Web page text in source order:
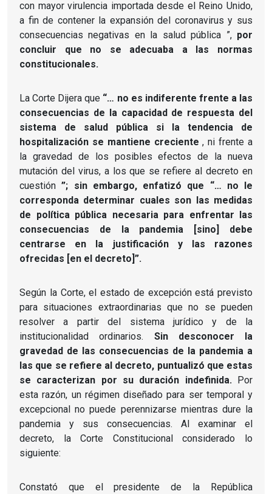
con mayor virulencia importada desde el Reino Unido,
a fin de contener la expansión del coronavirus y sus
consecuencias negativas en la salud pública ”, por
concluir que no se adecuaba a las normas
constitucionales.
La Corte Dijera que “… no es indiferente frente a las
consecuencias de la capacidad de respuesta del
sistema de salud pública si la tendencia de
hospitalización se mantiene creciente , ni frente a
la gravedad de los posibles efectos de la nueva
mutación del virus, a los que se refiere al decreto en
cuestión”; sin embargo, enfatizó que “… no le
corresponda determinar cuales son las medidas
de política pública necesaria para enfrentar las
consecuencias de la pandemia [sino] debe
centrarse en la justificación y las razones
ofrecidas [en el decreto]”.
Según la Corte, el estado de excepción está previsto
para situaciones extraordinarias que no se pueden
resolver a partir del sistema jurídico y de la
institucionalidad ordinarios. Sin desconocer la
gravedad de las consecuencias de la pandemia a
las que se refiere al decreto, puntualizó que estas
se caracterizan por su duración indefinida. Por
esta razón, un régimen diseñado para ser temporal y
excepcional no puede perennizarse mientras dure la
pandemia y sus consecuencias. Al examinar el
decreto, la Corte Constitucional considerado lo
siguiente:
Constató que el presidente de la República